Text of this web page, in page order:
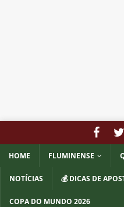
HOME FLUMINENSE
NOTÍCIAS 💰 DICAS DE
COPA DO MUNDO 2026